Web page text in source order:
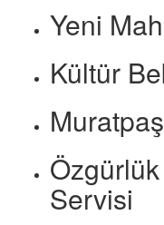
Yeni
Kültür
Servisi